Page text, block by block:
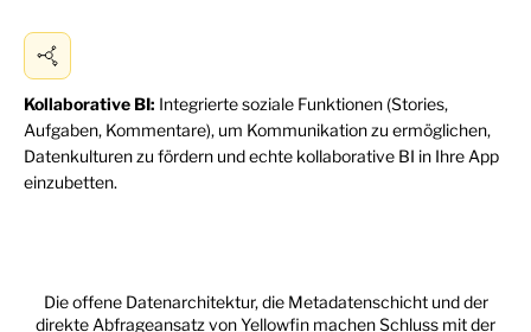
Kollaborative BI: Integrierte soziale Funktionen (Stories,
Aufgaben, Kommentare), um Kommunikation zu ermöglichen,
Datenkulturen zu fördern und echte kollaborative BI in Ihre App
einzubetten.
Die offene Datenarchitektur, die Metadatenschicht und der
direkte Abfrageansatz von Yellowfin machen Schluss mit der